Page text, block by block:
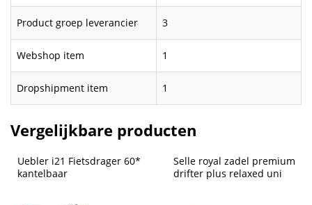
Product groep leverancier 3
Webshop item 1
Dropshipment item 1
Vergelijkbare producten
Uebler i21 Fietsdrager 60*
kantelbaar
Selle royal zadel premium
drifter plus relaxed uni